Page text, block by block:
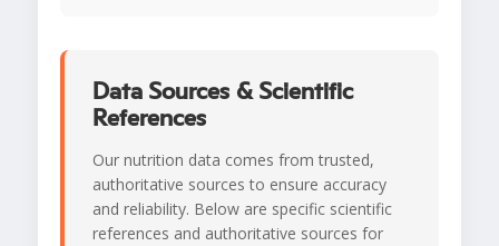
Data Sources & Scientific
References
Our nutrition data comes from trusted,
authoritative sources to ensure accuracy
and reliability. Below are specific scientific
references and authoritative sources for